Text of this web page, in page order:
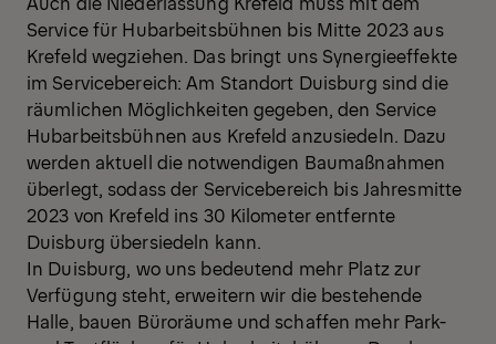
Service für Hubarbeitsbühnen bis Mitte 2023 aus
Krefeld wegziehen. Das bringt uns Synergieeffekte
im Servicebereich: Am Standort Duisburg sind die
räumlichen Möglichkeiten gegeben, den Service
Hubarbeitsbühnen aus Krefeld anzusiedeln. Dazu
werden aktuell die notwendigen Baumaßnahmen
überlegt, sodass der Servicebereich bis Jahresmitte
2023 von Krefeld ins 30 Kilometer entfernte
Duisburg übersiedeln kann.
In Duisburg, wo uns bedeutend mehr Platz zur
Verfügung steht, erweitern wir die bestehende
Halle, bauen Büroräume und schaffen mehr Park-